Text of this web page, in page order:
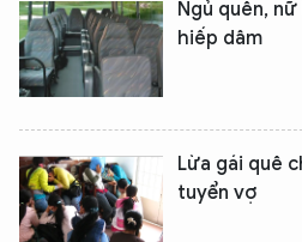
Ngủ quên,
hiếp dâm
Lừa gái quê
tuyển vợ